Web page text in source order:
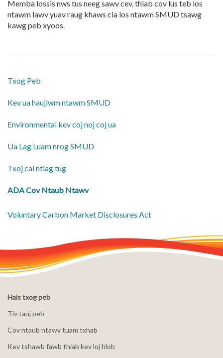
Memba lossis nws tus neeg sawv cev, thiab cov lus teb los
ntawm lawv yuav raug khaws cia los ntawm SMUD tsawg
kawg peb xyoos.
Txog Peb
Kev ua haujlwm ntawm SMUD
​Environmental kev coj noj coj ua
Ua Lag Luam nrog SMUD
Txoj cai ntiag tug
ADA Cov Ntaub Ntawv
Voluntary Carbon Market Disclosures Act
Hais txog peb
Tiv tauj peb
Cov ntaub ntawv tuam txhab
Kev tshawb fawb thiab kev loj hlob